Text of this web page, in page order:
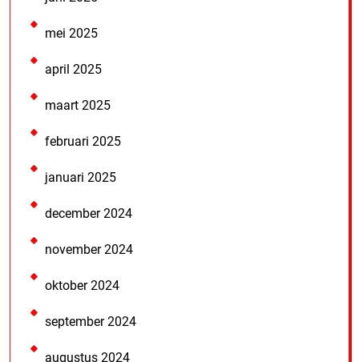
mei 2025
april 2025
maart 2025
februari 2025
januari 2025
december 2024
november 2024
oktober 2024
september 2024
augustus 2024